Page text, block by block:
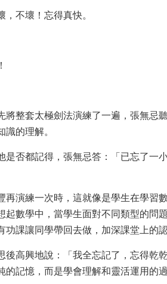
，不壞！忘得真快。
將整套太極劍法演練了一遍，張無忌
識的理解。
是否都記得，張無忌答：「已忘了一
再演練一次時，這就像是學生在學習
起數學中，當學生面對不同類型的問
功課讓同學帶回去做，加深課堂上的認
後高興地說：「我全忘記了，忘得乾
的記憶，而是學會理解和靈活運用的過